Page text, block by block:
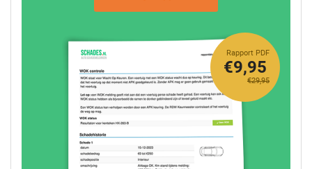
Rapport PDF
€29,95
€9,95